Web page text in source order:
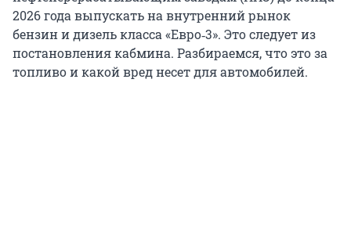
2026 года выпускать на внутренний рынок
бензин и дизель класса «Евро‑3». Это следует из
постановления кабмина. Разбираемся, что это за
топливо и какой вред несет для автомобилей.